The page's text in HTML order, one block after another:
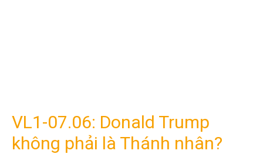
VL1-07.06: Donald Trump
không phải là Thánh nhân?